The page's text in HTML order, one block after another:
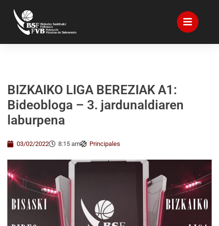
BIZKAIKO LIGA BEREZIAK A1:
Bideobloga – 3. jardunaldiaren
laburpena
03/02/2022 8:15 am Principales